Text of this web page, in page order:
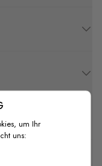
um Ihr
uns: